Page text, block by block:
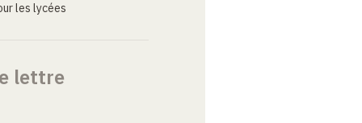
les lycées
lettre